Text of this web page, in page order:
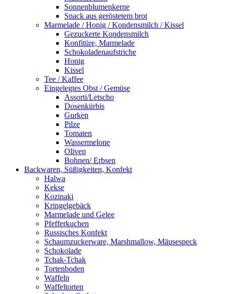
Sonnenblumenkerne
Snack aus geröstetem brot
Marmelade / Honig / Kondensmilch / Kissel
Gezuckerte Kondensmilch
Konfitüre, Marmelade
Schokoladenaufstriche
Honig
Kissel
Tee / Kaffee
Eingelegtes Obst / Gemüse
Assorti/Letscho
Dosenkürbis
Gurken
Pilze
Tomaten
Wassermelone
Oliven
Bohnen/ Erbsen
Backwaren, Süßigkeiten, Konfekt
Halwa
Kekse
Kozinaki
Kringelgebäck
Marmelade und Gelee
Pfefferkuchen
Russisches Konfekt
Schaumzuckerware, Marshmallow, Mäusespeck
Schokolade
Tchak-Tchak
Tortenboden
Waffeln
Waffeltorten